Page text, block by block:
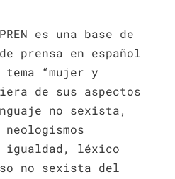
es una base de
prensa en español
“mujer y
de sus aspectos
no sexista,
igualdad, léxico
no sexista del